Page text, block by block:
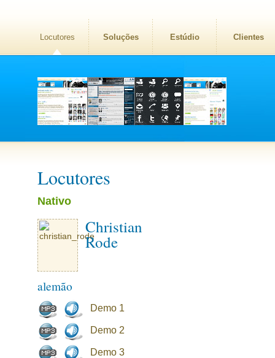
Locutores Soluções Estúdio Clientes
Locutores
Nativo
Christian
Rode
alemão
Demo 1
Demo 2
Demo 3